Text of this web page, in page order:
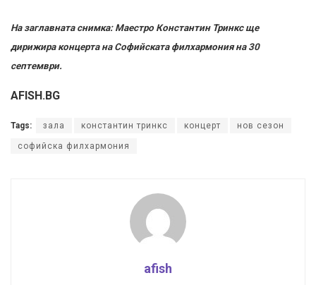
На заглавната снимка: Маестро Константин Тринкс ще
дирижира концерта на Софийската филхармония на 30
септември.
AFISH.BG
Tags: зала константин тринкс концерт нов сезон
софийска филхармония
afish